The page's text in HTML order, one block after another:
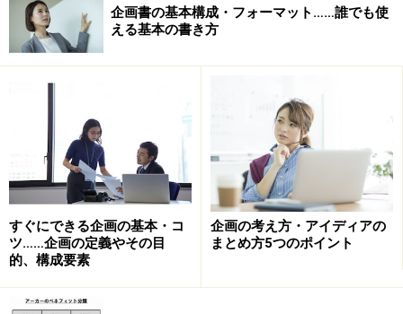
情緒的ベネフィット・自己表現ベネフィットに目を向け
よ」と言っています。
これは、私たちは目に見える機能的ベネフィットに意識
を向けがちだが、それだけが価値ではないということ。
特に売り手の立場に立ったとき、「便利です」とか「安
いです」とか「早いです」とか、実利に目を向けてアピ
ールしてしまいます。それも大切な要素ではあります
が、そこで競合に差をつけるのは難しい。
だから、機能的ベネフィットにだけフォーカスしたプレ
ゼンは、コンセプトが際立ちにくいわけです。
企画書の基本構成・フォーマット……誰でも使
える基本の書き方
すぐにできる企画の基本・コ
ツ……企画の定義やその目
的、構成要素
企画の考え方・アイディアの
まとめ方5つのポイント